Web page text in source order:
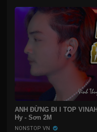
ANH ĐỪNG ĐI I TOP
Hy - Sơn 2M
NONSTOP VN